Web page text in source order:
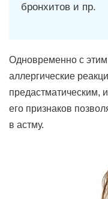
бронхитов и пр.
Одновременно с этим
аллергические
предастматическим,
его признаков
в астму.